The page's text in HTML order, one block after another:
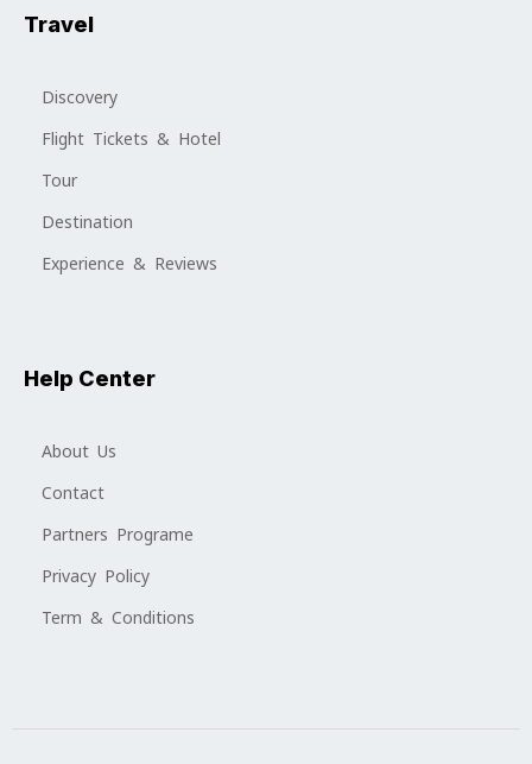
Travel
Discovery
Flight Tickets & Hotel
Tour
Destination
Experience & Reviews
Help Center
About Us
Contact
Partners Programe
Privacy Policy
Term & Conditions